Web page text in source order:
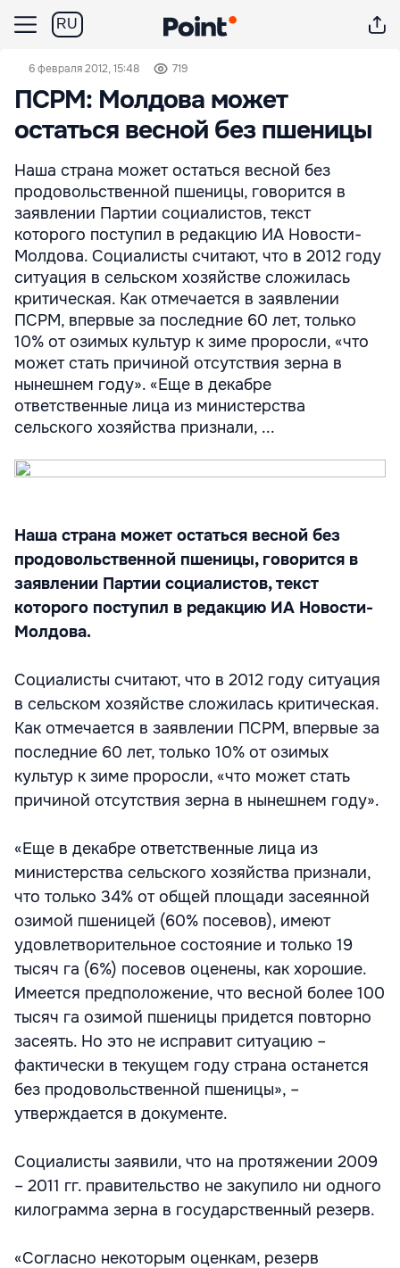
RU
6 февраля 2012, 15:48 719
ПСРМ: Молдова может
остаться весной без пшеницы
Наша страна может остаться весной без
продовольственной пшеницы, говорится в
заявлении Партии социалистов, текст
которого поступил в редакцию ИА Новости-
Молдова. Социалисты считают, что в 2012 году
ситуация в сельском хозяйстве сложилась
критическая. Как отмечается в заявлении
ПСРМ, впервые за последние 60 лет, только
10% от озимых культур к зиме проросли, «что
может стать причиной отсутствия зерна в
нынешнем году». «Еще в декабре
ответственные лица из министерства
сельского хозяйства признали, ...
Наша страна может остаться весной без
продовольственной пшеницы, говорится в
заявлении Партии социалистов, текст
которого поступил в редакцию ИА Новости-
Молдова.
Социалисты считают, что в 2012 году ситуация
в сельском хозяйстве сложилась критическая.
Как отмечается в заявлении ПСРМ, впервые за
последние 60 лет, только 10% от озимых
культур к зиме проросли, «что может стать
причиной отсутствия зерна в нынешнем году».
«Еще в декабре ответственные лица из
министерства сельского хозяйства признали,
что только 34% от общей площади засеянной
озимой пшеницей (60% посевов), имеют
удовлетворительное состояние и только 19
тысяч га (6%) посевов оценены, как хорошие.
Имеется предположение, что весной более 100
тысяч га озимой пшеницы придется повторно
засеять. Но это не исправит ситуацию –
фактически в текущем году страна останется
без продовольственной пшеницы», –
утверждается в документе.
Социалисты заявили, что на протяжении 2009
– 2011 гг. правительство не закупило ни одного
килограмма зерна в государственный резерв.
«Согласно некоторым оценкам, резерв